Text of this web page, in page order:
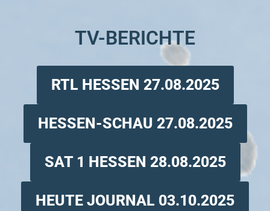
TV-BERICHTE
RTL HESSEN 27.08.2025
HESSEN-SCHAU 27.08.2025
SAT 1 HESSEN 28.08.2025
HEUTE JOURNAL 03.10.2025